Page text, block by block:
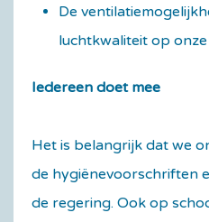
De
luchtkwaliteit op onze
Iedereen doet mee
Het is belangrijk dat we
de hygiënevoorschriften
de regering. Ook op